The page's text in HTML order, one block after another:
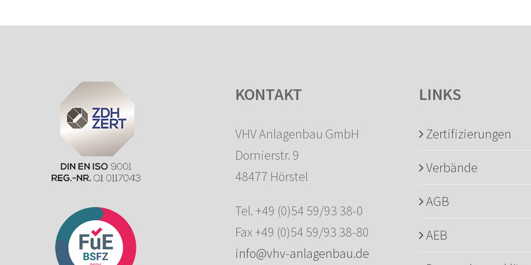
KONTAKT
VHV Anlagenbau GmbH
Dornierstr. 9
48477 Hörstel
Tel. +49 (0)54 59/93 38-0
Fax +49 (0)54 59/93 38-80
info@vhv-anlagenbau.de
LINKS
Zertifizierungen
Verbände
AGB
AEB